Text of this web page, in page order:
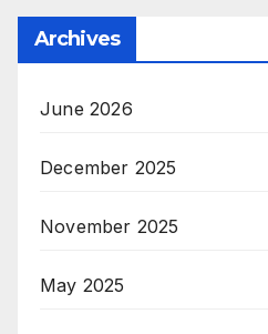
Archives
June 2026
December 2025
November 2025
May 2025